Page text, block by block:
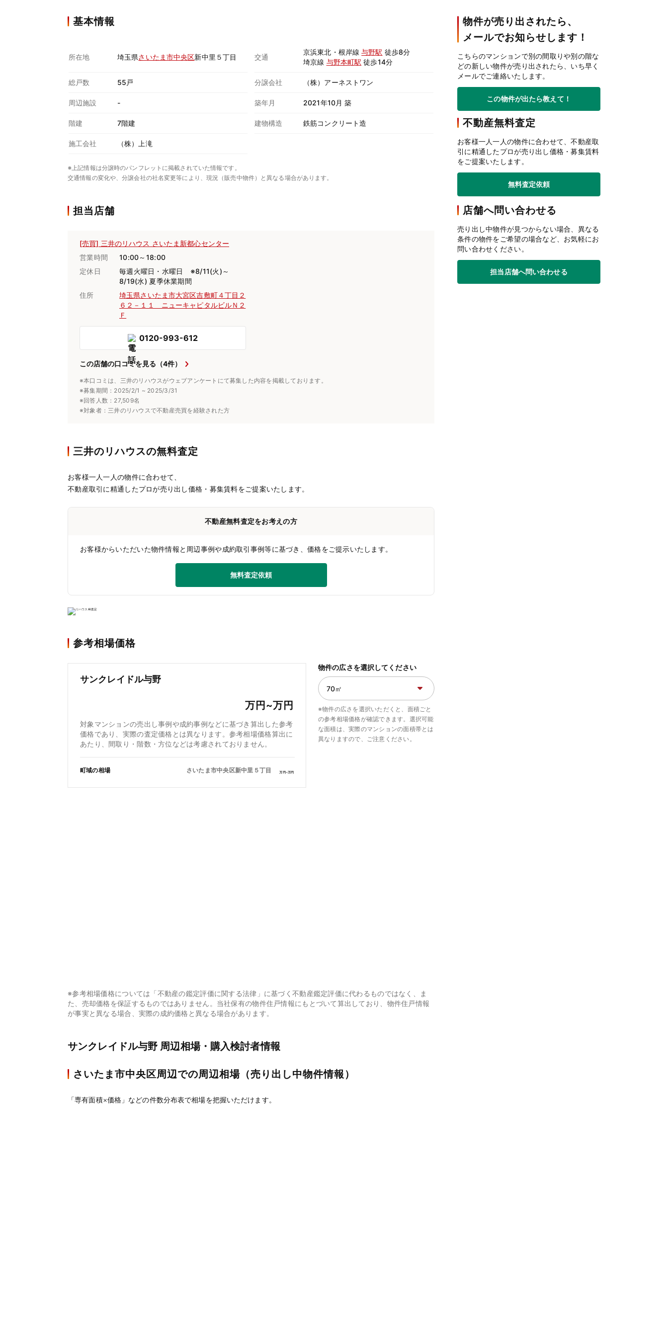
基本情報
所在地 埼玉県さいたま市中央区新中里５丁目 交通
京浜東北・根岸線与野駅 徒歩8分
埼京線 与野本町駅 徒歩14分
総戸数 55戸 分譲会社 （株）アーネストワン
周辺施設 - 築年月 2021年10月 築
階建 7階建 建物構造 鉄筋コンクリート造
施工会社 （株）上滝
※上記情報は分譲時のパンフレットに掲載されていた情報です。
交通情報の変化や、分譲会社の社名変更等により、現況（販売中物件）と異なる場合があります。
担当店舗
[売買] 三井のリハウス さいたま新都心センター
営業時間
10:00～18:00
定休日
毎週火曜日・水曜日 ※8/11(火)～
8/19(水) 夏季休業期間
住所
埼玉県さいたま市大宮区吉敷町４丁目２
６２－１１ ニューキャピタルビルＮ２
Ｆ
0120-993-612
この店舗の口コミを見る（4件）
※本口コミは、三井のリハウスがウェブアンケートにて募集した内容を掲載しております。
※募集期間：2025/2/1 ~ 2025/3/31
※回答人数：27,509名
※対象者：三井のリハウスで不動産売買を経験された方
三井のリハウスの無料査定
お客様一人一人の物件に合わせて、
不動産取引に精通したプロが売り出し価格・募集賃料をご提案いたします。
不動産無料査定をお考えの方
お客様からいただいた物件情報と周辺事例や成約取引事例等に基づき、価格をご提示いたします。
無料査定依頼
参考相場価格
サンクレイドル与野
万円~万円
対象マンションの売出し事例や成約事例などに基づき算出した参考
価格であり、実際の査定価格とは異なります。参考相場価格算出に
あたり、間取り・階数・方位などは考慮されておりません。
町域の相場 さいたま市中央区新中里５丁目 万円~万円
物件の広さを選択してください
※物件の広さを選択いただくと、面積ごと
の参考相場価格が確認できます。選択可能
な面積は、実際のマンションの面積帯とは
異なりますので、ご注意ください。
※参考相場価格については「不動産の鑑定評価に関する法律」に基づく不動産鑑定評価に代わるものではなく、ま
た、売却価格を保証するものではありません。当社保有の物件住戸情報にもとづいて算出しており、物件住戸情報
が事実と異なる場合、実際の成約価格と異なる場合があります。
サンクレイドル与野 周辺相場・購入検討者情報
さいたま市中央区周辺での周辺相場（売り出し中物件情報）
「専有面積×価格」などの件数分布表で相場を把握いただけます。
物件が売り出されたら、
メールでお知らせします！
こちらのマンションで別の間取りや別の階な
どの新しい物件が売り出されたら、いち早く
メールでご連絡いたします。
この物件が出たら教えて！
不動産無料査定
お客様一人一人の物件に合わせて、不動産取
引に精通したプロが売り出し価格・募集賃料
をご提案いたします。
無料査定依頼
店舗へ問い合わせる
売り出し中物件が見つからない場合、異なる
条件の物件をご希望の場合など、お気軽にお
問い合わせください。
担当店舗へ問い合わせる